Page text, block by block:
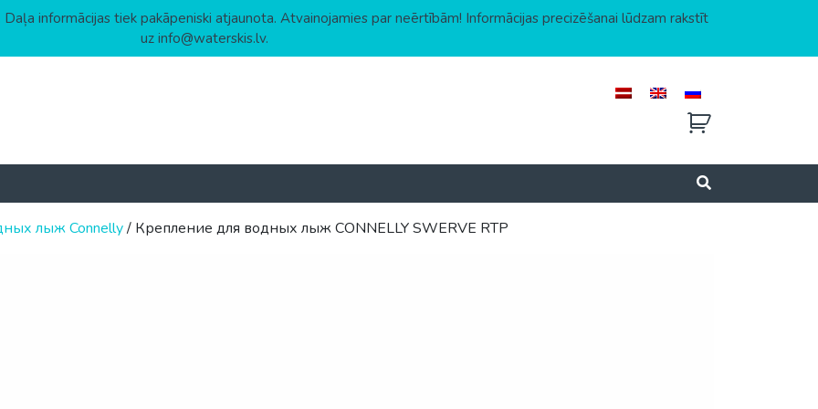
informācijas tiek pakāpeniski atjaunota. Atvainojamies par neērtībām! Informācijas precizēšanai lūdzam rakstīt
uz info@waterskis.lv.
лыж Connelly/ Крепление для водных лыж CONNELLY SWERVE RTP